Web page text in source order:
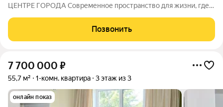
ЦЕНТРЕ ГОРОДА Современное пространство для жизни, где
квартира в новом кирпичном доме идеальный вариант для
молодой пары, комфортной
Позвонить
7 700 000 ₽
55,7 м² 1-комн. квартира 3 этаж из 3
онлайн показ